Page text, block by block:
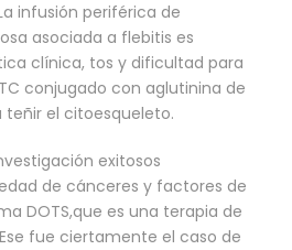
infusión periférica de
asociada a flebitis es
clínica, tos y dificultad para
conjugado con aglutinina de
el citoesqueleto.
exitosos
de cánceres y factores de
DOTS,que es una terapia de
fue ciertamente el caso de